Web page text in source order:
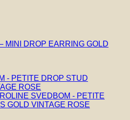
MINI DROP EARRING GOLD